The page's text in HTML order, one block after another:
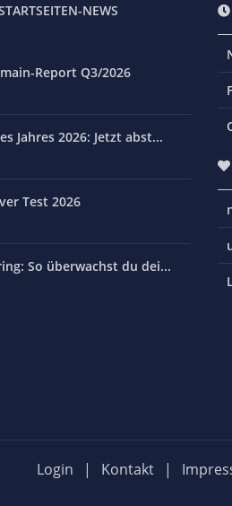
NEWS
Report Q3/2026
Jahres 2026: Jetzt abst...
Test 2026
So überwachst du dei...
Login | Kontakt |